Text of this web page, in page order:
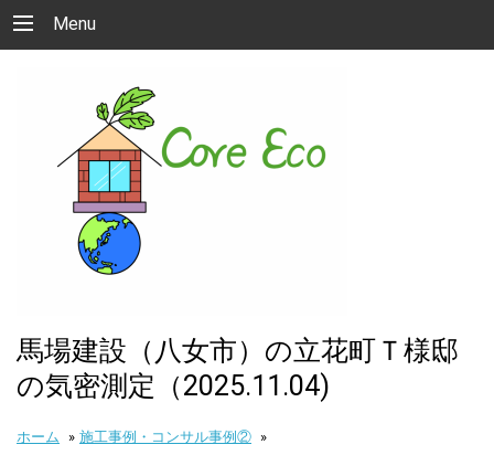
Menu
馬場建設（八女市）の立花町Ｔ様邸
の気密測定（2025.11.04)
ホーム » 施工事例・コンサル事例② »